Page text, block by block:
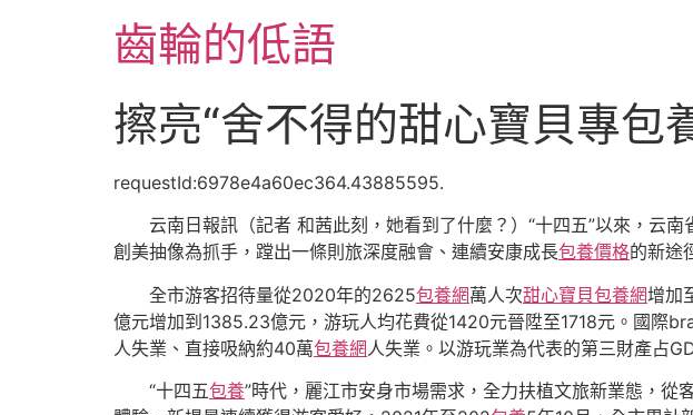
齒輪的低語
擦亮“舍不得的甜心寶貝專包
requestId:6978e4a60ec364.43885595.
云南日報訊（記者 和茜此刻，她看到了什麼？）“十四五”以來，云
創美抽像為抓手，蹚出一條則旅深度融會、連續安康成長包養價格的新途
全市游客招待量從2020年的2625包養網萬人次甜心寶貝包養網增加
億元增加到1385.23億元，游玩人均花費從1420元晉陞至1718元。國際
人失業、直接吸納約40萬包養網人失業。以游玩業為代表的第三財產占
“十四五包養”時代，麗江市安身市場需求，全力扶植文旅新業態，